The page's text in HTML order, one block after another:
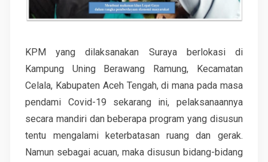
KPM yang dilaksanakan Suraya berlokasi di
Kampung Uning Berawang Ramung, Kecamatan
Celala, Kabupaten Aceh Tengah, di mana pada masa
pendami Covid-19 sekarang ini, pelaksanaannya
secara mandiri dan beberapa program yang disusun
tentu mengalami keterbatasan ruang dan gerak.
Namun sebagai acuan, maka disusun bidang-bidang